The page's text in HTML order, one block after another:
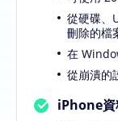
從硬碟、
刪除的檔
在
從崩潰的
iPhone資